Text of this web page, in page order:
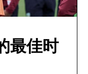
最佳时